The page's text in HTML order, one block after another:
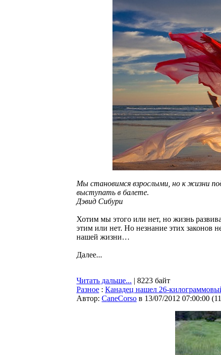
Мы становимся взрослыми, но к жизни
выступать в балете.
Дэвид Сибури
Хотим мы этого или нет, но жизнь
этим или нет. Но незнание этих законов
нашей жизни…
Далее...
Читать дальше... | 8223 байт
Разное : Канадец нашел 26-
Автор: CaneCorso в 13/07/2012 07:00:00 (